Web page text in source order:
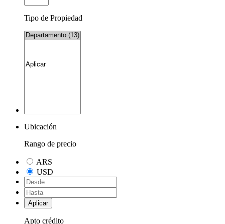
Tipo de Propiedad
Ubicación
Rango de precio
ARS
USD
Aplicar
Apto crédito